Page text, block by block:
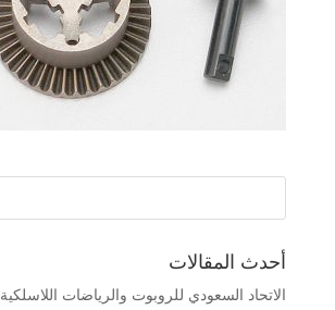
أحدث المقالات
الاتحاد السعودي للروبوت والرياضات اللاسلكية